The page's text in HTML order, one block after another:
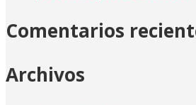
Comentarios
Archivos